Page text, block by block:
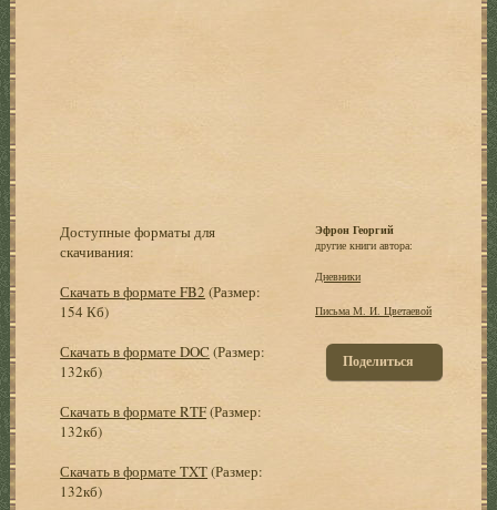
Доступные форматы для
скачивания:
Скачать в формате FB2 (Размер:
154 Кб)
Скачать в формате DOC (Размер:
132кб)
Скачать в формате RTF(Размер:
132кб)
Скачать в формате TXT(Размер:
132кб)
Эфрон Георгий
другие книги автора:
Дневники
Письма М. И. Цветаевой
Поделиться